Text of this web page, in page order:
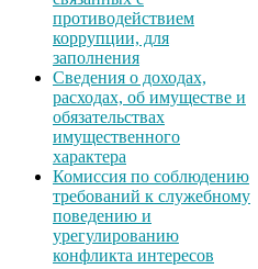
противодействием
коррупции, для
заполнения
Сведения о доходах,
расходах, об имуществе и
обязательствах
имущественного
характера
Комиссия по соблюдению
требований к служебному
поведению и
урегулированию
конфликта интересов